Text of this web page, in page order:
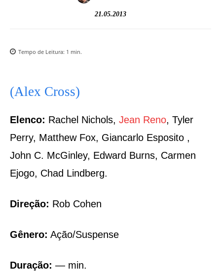
21.05.2013
Tempo de Leitura: 1 min.
(Alex Cross)
Elenco: Rachel Nichols, Jean Reno, Tyler
Perry, Matthew Fox, Giancarlo Esposito ,
John C. McGinley, Edward Burns, Carmen
Ejogo, Chad Lindberg.
Direção: Rob Cohen
Gênero: Ação/Suspense
Duração: — min.